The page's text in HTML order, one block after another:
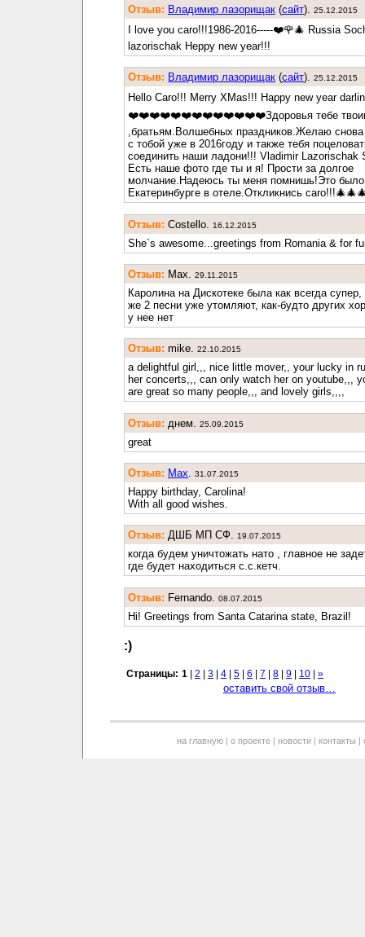
Отзыв: Владимир лазорищак (cайт). 25.12.2015
I love you caro!!!1986-2016-----❤️🌹🎄 Russia
lazorischak Heppy new year!!!
Отзыв: Владимир лазорищак (cайт). 25.12.2015
Hello Caro!!! Merry XMas!!! Happy new year
❤️❤️❤️❤️❤️❤️❤️❤️❤️❤️❤️❤️❤️Здоровья тебе твоим
,братьям.Волшебных праздников.Желаю снова
с тобой уже в 2016году и также тебя
соединить наши ладони!!! Vladimir Lazorischak
Есть наше фото где ты и я! Прости за долгое
молчание.Надеюсь ты меня помнишь!Это было
Екатеринбурге в отеле.Откликнись
Отзыв: Costello. 16.12.2015
She`s awesome...greetings from Romania & for
Отзыв: Max. 29.11.2015
Каролина на Дискотеке была как всегда
же 2 песни уже утомляют, как-будто других
у нее нет
Отзыв: mike. 22.10.2015
a delightful girl,,, nice little mover,, your lucky in
her concerts,,, can only watch her on youtube,,,
are great so many people,,, and lovely girls,,,,
Отзыв: днем. 25.09.2015
great
Отзыв: Max. 31.07.2015
Happy birthday, Carolina!
With all good wishes.
Отзыв: ДШБ МП СФ. 19.07.2015
когда будем уничтожать нато , главное не
где будет находиться с.с.кетч.
Отзыв: Fernando. 08.07.2015
Hi! Greetings from Santa Catarina state, Brazil!
:)
Страницы: 1 2 3 4 5 6 7 8 9 10 »
оставить свой отзыв…
на главную| о проекте| новости| контакты |